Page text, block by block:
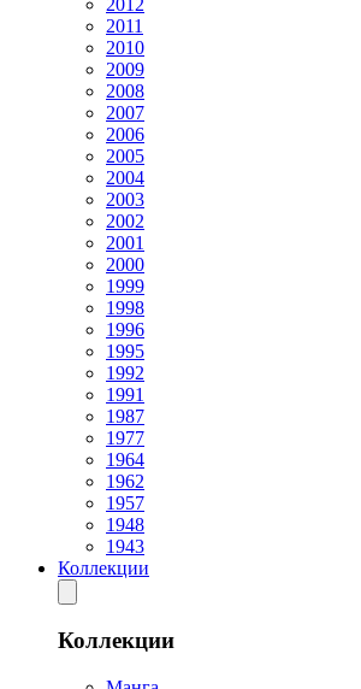
2012
2011
2010
2009
2008
2007
2006
2005
2004
2003
2002
2001
2000
1999
1998
1996
1995
1992
1991
1987
1977
1964
1962
1957
1948
1943
Коллекции
Коллекции